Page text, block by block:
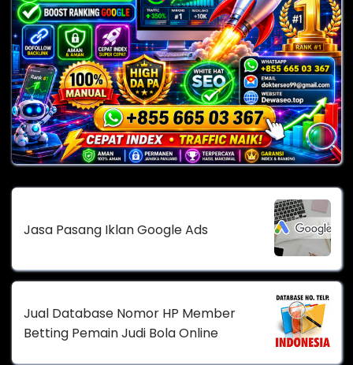
Jasa Pasang Iklan Google Ads
Jual Database Nomor HP Member
Betting Pemain Judi Bola Online